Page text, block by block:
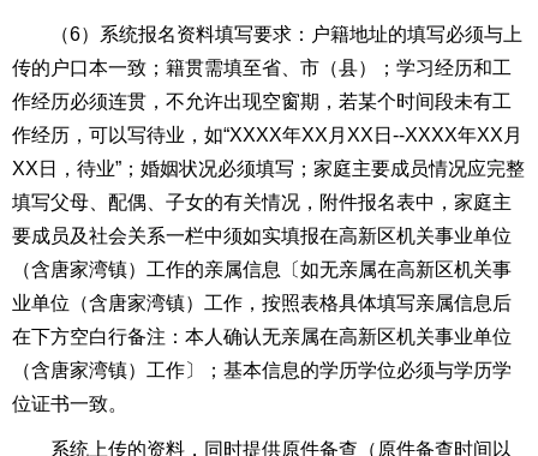
（6）系统报名资料填写要求：户籍地址的填写必须与上
传的户口本一致；籍贯需填至省、市（县）；学习经历和工
作经历必须连贯，不允许出现空窗期，若某个时间段未有工
作经历，可以写待业，如“XXXX年XX月XX日--XXXX年XX月
XX日，待业”；婚姻状况必须填写；家庭主要成员情况应完整
填写父母、配偶、子女的有关情况，附件报名表中，家庭主
要成员及社会关系一栏中须如实填报在高新区机关事业单位
（含唐家湾镇）工作的亲属信息〔如无亲属在高新区机关事
业单位（含唐家湾镇）工作，按照表格具体填写亲属信息后
在下方空白行备注：本人确认无亲属在高新区机关事业单位
（含唐家湾镇）工作〕；基本信息的学历学位必须与学历学
位证书一致。
系统上传的资料，同时提供原件备查（原件备查时间以